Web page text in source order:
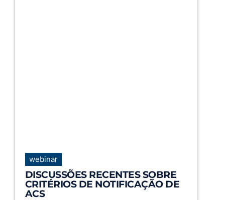
webinar
DISCUSSÕES RECENTES SOBRE
CRITÉRIOS DE NOTIFICAÇÃO DE
ACS